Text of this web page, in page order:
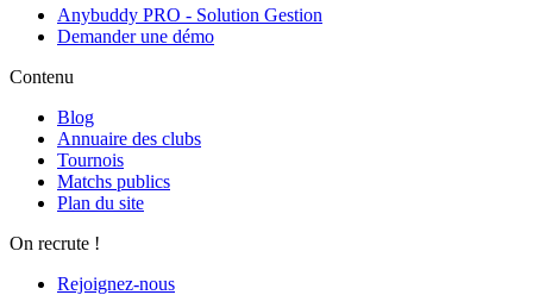
Anybuddy PRO - Solution Gestion
Demander une démo
Contenu
Blog
Annuaire des clubs
Tournois
Matchs publics
Plan du site
On recrute !
Rejoignez-nous